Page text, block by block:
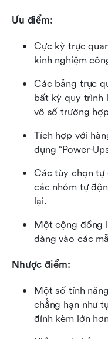
Ưu điểm:
Cực kỳ trực
kinh nghiệm
Các bảng trực
bất kỳ quy trình
vô số trường
Tích hợp với
dụng “Power-
Các tùy chọn tự
các nhóm tự
lại.
Một cộng đồng
dàng vào các
Nhược điểm:
Một số tính
chẳng hạn như
đính kèm lớn